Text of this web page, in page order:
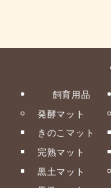
飼育用品
発酵マット
きのこマット
完熟マット
黒土マット